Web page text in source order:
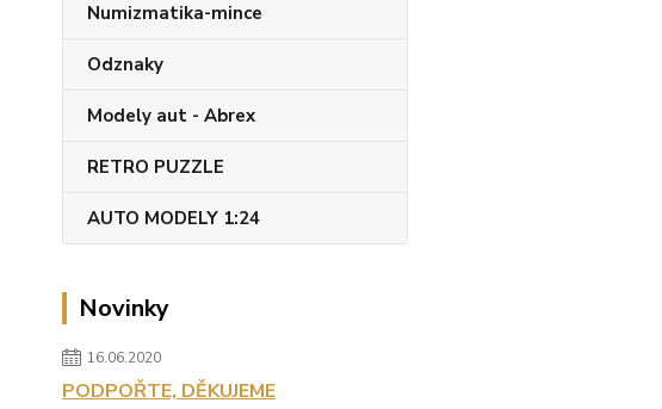
Numizmatika-mince
Odznaky
Modely aut - Abrex
RETRO PUZZLE
AUTO MODELY 1:24
Novinky
16.06.2020
PODPOŘTE, DĚKUJEME